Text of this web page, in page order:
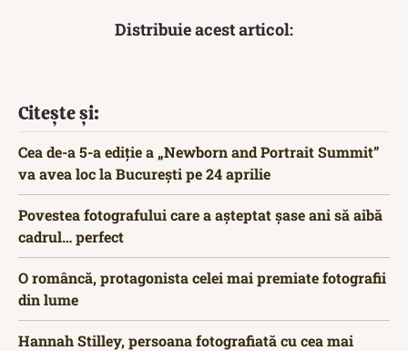
Distribuie acest articol:
Citește și:
Cea de-a 5-a ediție a „Newborn and Portrait Summit”
va avea loc la București pe 24 aprilie
Povestea fotografului care a așteptat șase ani să aibă
cadrul… perfect
O româncă, protagonista celei mai premiate fotografii
din lume
Hannah Stilley, persoana fotografiată cu cea mai